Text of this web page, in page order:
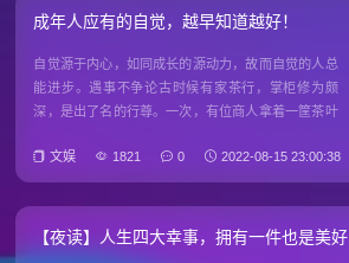
成年人应有的自觉，越早知道越好！
自觉源于内心，如同成长的源动力，故而自觉的人总
能进步。遇事不争论古时候有家茶行，掌柜修为颇
深，是出了名的行尊。一次，有位商人拿着一筐茶叶
如银线，是上好白茶。”不料，商人却不信，坚持认为
自己的茶就是普通的散茶。伙计急了，拿出店里的样
品，非要说服对方，两人
文娱 1821 0 2022-08-15 23:00:38
【夜读】人生四大幸事，拥有一件也是美好